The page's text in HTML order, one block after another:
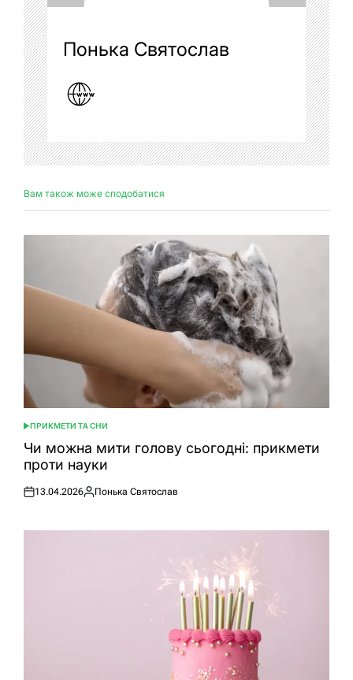
Понька Святослав
Вам також може сподобатися
ОПУБЛІКУВАТИ
У
ПРИКМЕТИ ТА СНИ
Чи можна мити голову сьогодні: прикмети
проти науки
Оприлюднено
13.04.2026
Опубліковано
Понька Святослав